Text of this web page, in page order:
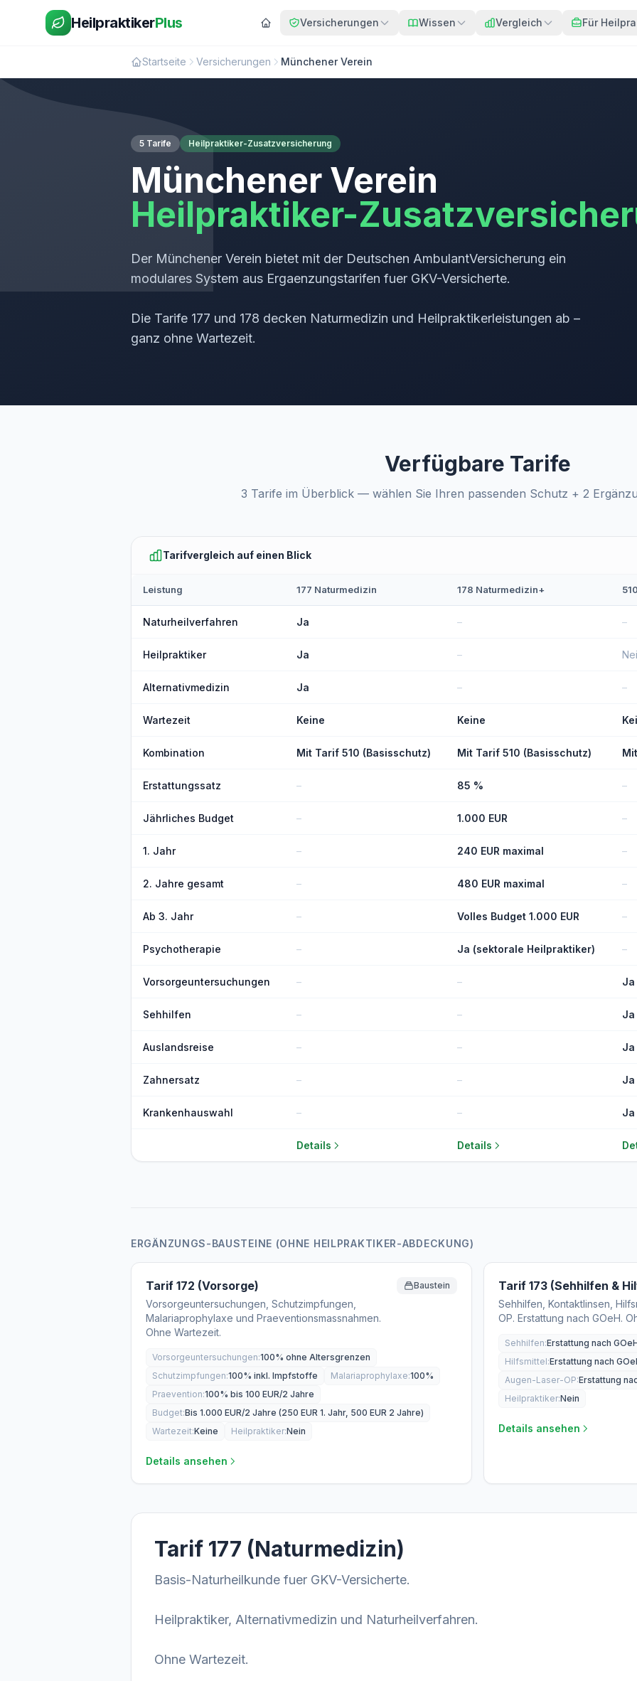
HeilpraktikerPlus Versicherungen Wissen Vergleich Für
Startseite Versicherungen Münchener Verein
5 Tarife Heilpraktiker-Zusatzversicherung
Münchener Verein
Heilpraktiker-
Der Münchener Verein bietet mit der Deutschen AmbulantVersicherung ein
modulares System aus Ergaenzungstarifen fuer GKV-Versicherte.
Die Tarife 177 und 178 decken Naturmedizin und Heilpraktikerleistungen ab –
ganz ohne Wartezeit.
Verfügbare Tarife
3 Tarife im Überblick — wählen Sie Ihren passenden Schutz + 2
Tarifvergleich auf einen Blick
Leistung 177 Naturmedizin 178 Naturmedizin+
Naturheilverfahren Ja – –
Heilpraktiker Ja –
Alternativmedizin Ja – –
Wartezeit Keine Keine
Kombination Mit Tarif 510 (Basisschutz) Mit Tarif 510 (Basisschutz)
Erstattungssatz – 85 % –
Jährliches Budget – 1.000 EUR –
1. Jahr – 240 EUR maximal –
2. Jahre gesamt – 480 EUR maximal –
Ab 3. Jahr – Volles Budget 1.000 EUR –
Psychotherapie – Ja (sektorale Heilpraktiker) –
Vorsorgeuntersuchungen – – Ja
Sehhilfen – – Ja
Auslandsreise – – Ja
Zahnersatz – – Ja
Krankenhauswahl – – Ja
Details Details
ERGÄNZUNGS-BAUSTEINE (OHNE HEILPRAKTIKER-ABDECKUNG)
Tarif 172 (Vorsorge)
Vorsorgeuntersuchungen, Schutzimpfungen,
Malariaprophylaxe und Praeventionsmassnahmen.
Ohne Wartezeit.
Baustein
Vorsorgeuntersuchungen:100% ohne Altersgrenzen
Schutzimpfungen:100% inkl. Impfstoffe Malariaprophylaxe:100%
Praevention:100% bis 100 EUR/2 Jahre
Budget:Bis 1.000 EUR/2 Jahre (250 EUR 1. Jahr, 500 EUR 2 Jahre)
Wartezeit:Keine Heilpraktiker:Nein
Details ansehen
Tarif 173 (Sehhilfen &
Sehhilfen, Kontaktlinsen,
OP. Erstattung nach GOeH.
Sehhilfen:Erstattung nach
Hilfsmittel:Erstattung nach
Augen-Laser-OP:Erstattung
Heilpraktiker:Nein
Details ansehen
Tarif 177 (Naturmedizin)
Basis-Naturheilkunde fuer GKV-Versicherte.
Heilpraktiker, Alternativmedizin und Naturheilverfahren.
Ohne Wartezeit.